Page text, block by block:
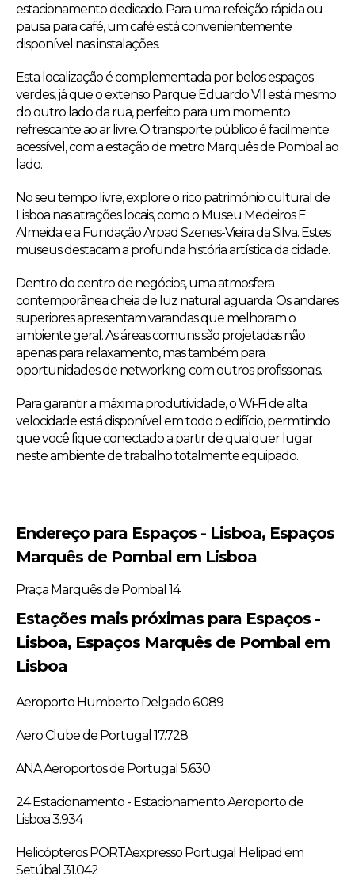
estacionamento dedicado. Para uma refeição rápida ou
pausa para café, um café está convenientemente
disponível nas instalações.
Esta localização é complementada por belos espaços
verdes, já que o extenso Parque Eduardo VII está mesmo
do outro lado da rua, perfeito para um momento
refrescante ao ar livre. O transporte público é facilmente
acessível, com a estação de metro Marquês de Pombal ao
lado.
No seu tempo livre, explore o rico património cultural de
Lisboa nas atrações locais, como o Museu Medeiros E
Almeida e a Fundação Arpad Szenes-Vieira da Silva. Estes
museus destacam a profunda história artística da cidade.
Dentro do centro de negócios, uma atmosfera
contemporânea cheia de luz natural aguarda. Os andares
superiores apresentam varandas que melhoram o
ambiente geral. As áreas comuns são projetadas não
apenas para relaxamento, mas também para
oportunidades de networking com outros profissionais.
Para garantir a máxima produtividade, o Wi-Fi de alta
velocidade está disponível em todo o edifício, permitindo
que você fique conectado a partir de qualquer lugar
neste ambiente de trabalho totalmente equipado.
Endereço para Espaços - Lisboa, Espaços
Marquês de Pombal em Lisboa
Praça Marquês de Pombal 14
Estações mais próximas para Espaços -
Lisboa, Espaços Marquês de Pombal em
Lisboa
Aeroporto Humberto Delgado 6.089
Aero Clube de Portugal 17.728
ANA Aeroportos de Portugal 5.630
24 Estacionamento - Estacionamento Aeroporto de
Lisboa 3.934
Helicópteros PORTAexpresso Portugal Helipad em
Setúbal 31.042